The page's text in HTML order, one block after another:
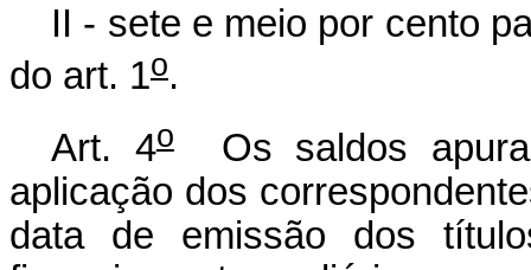
II - sete e meio por cento
do art. 1o.
Art. 4oOs saldos
aplicação dos
data de emissão dos